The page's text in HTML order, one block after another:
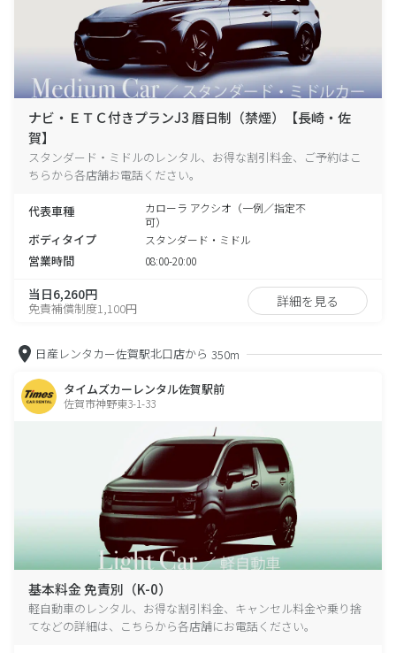
ナビ・ＥＴＣ付きプランJ3 暦日制（禁煙）【長崎・佐
賀】
スタンダード・ミドルのレンタル、お得な割引料金、ご予約はこ
ちらから各店舗お電話ください。
代表車種
カローラ アクシオ（一例／指定不
可）
ボディタイプ スタンダード・ミドル
営業時間 08:00-20:00
当日6,260円
免責補償制度1,100円 詳細を見る
日産レンタカー佐賀駅北口店から 350m
タイムズカーレンタル佐賀駅前
佐賀市神野東3-1-33
基本料金 免責別（K-0）
軽自動車のレンタル、お得な割引料金、キャンセル料金や乗り捨
てなどの詳細は、こちらから各店舗にお電話ください。